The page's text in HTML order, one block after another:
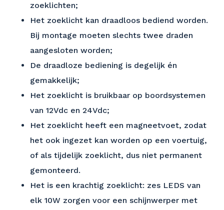
zoeklichten;
Het zoeklicht kan draadloos bediend worden.
Bij montage moeten slechts twee draden
aangesloten worden;
De draadloze bediening is degelijk én
gemakkelijk;
Het zoeklicht is bruikbaar op boordsystemen
van 12Vdc en 24Vdc;
Het zoeklicht heeft een magneetvoet, zodat
het ook ingezet kan worden op een voertuig,
of als tijdelijk zoeklicht, dus niet permanent
gemonteerd.
Het is een krachtig zoeklicht: zes LEDS van
elk 10W zorgen voor een schijnwerper met